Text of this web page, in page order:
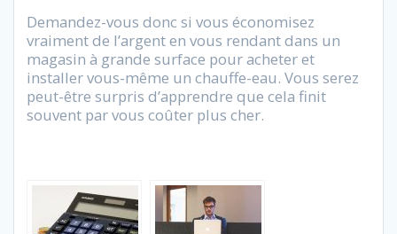
Demandez-vous donc si vous économisez
vraiment de l’argent en vous rendant dans un
magasin à grande surface pour acheter et
installer vous-même un chauffe-eau. Vous serez
peut-être surpris d’apprendre que cela finit
souvent par vous coûter plus cher.